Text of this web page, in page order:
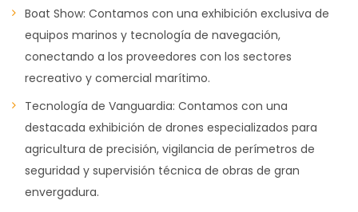
Boat Show: Contamos con una exhibición exclusiva de
equipos marinos y tecnología de navegación,
conectando a los proveedores con los sectores
recreativo y comercial marítimo.
Tecnología de Vanguardia: Contamos con una
destacada exhibición de drones especializados para
agricultura de precisión, vigilancia de perímetros de
seguridad y supervisión técnica de obras de gran
envergadura.